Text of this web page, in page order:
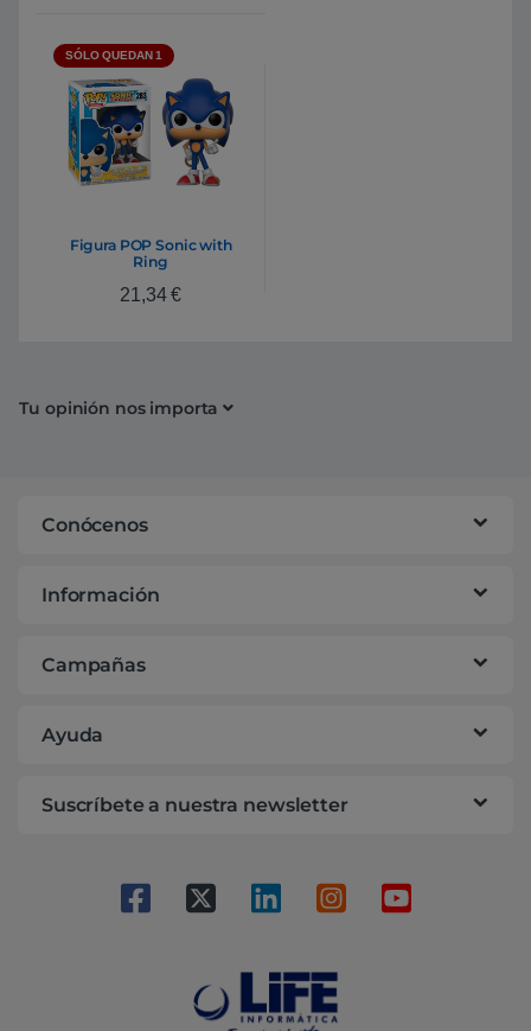
SÓLO QUEDAN 1
Figura POP Sonic with
Ring
21,34€
Tu opinión nos importa
Conócenos
Información
Campañas
Ayuda
Suscríbete a nuestra newsletter